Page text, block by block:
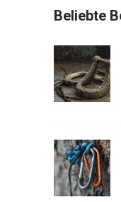
Beliebte